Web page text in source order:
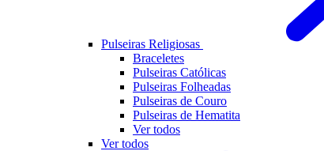
Pulseiras Religiosas
Braceletes
Pulseiras Católicas
Pulseiras Folheadas
Pulseiras de Couro
Pulseiras de Hematita
Ver todos
Ver todos